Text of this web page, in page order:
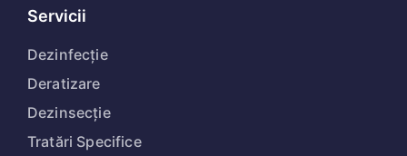
Servicii
Dezinfecție
Deratizare
Dezinsecție
Tratări Specifice